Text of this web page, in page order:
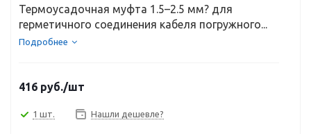
Термоусадочная муфта 1.5–2.5 мм? для
герметичного соединения кабеля погружного...
Подробнее
416 руб./шт
1 шт. Нашли дешевле?